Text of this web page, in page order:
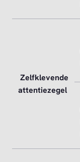
Zelfklevende
attentiezegel